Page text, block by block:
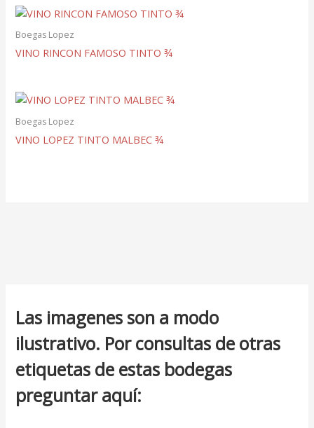
Las imagenes son a modo
ilustrativo. Por consultas de otras
etiquetas de estas bodegas
preguntar aquí:
Boegas Lopez
VINO RINCON FAMOSO TINTO ¾
Boegas Lopez
VINO LOPEZ TINTO MALBEC ¾